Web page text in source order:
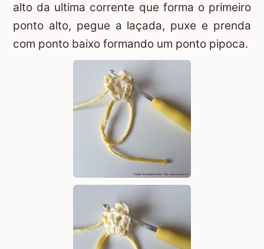
alto da ultima corrente que forma o primeiro
ponto alto, pegue a laçada, puxe e prenda
com ponto baixo formando um ponto pipoca.